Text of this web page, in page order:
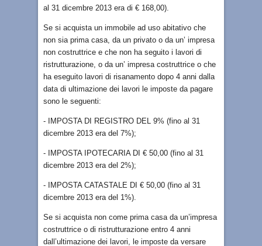
al 31 dicembre 2013 era di € 168,00).
Se si acquista un immobile ad uso abitativo che
non sia prima casa, da un privato o da un’ impresa
non costruttrice e che non ha seguito i lavori di
ristrutturazione, o da un’ impresa costruttrice o che
ha eseguito lavori di risanamento dopo 4 anni dalla
data di ultimazione dei lavori le imposte da pagare
sono le seguenti:
- IMPOSTA DI REGISTRO DEL 9% (fino al 31
dicembre 2013 era del 7%);
- IMPOSTA IPOTECARIA DI € 50,00 (fino al 31
dicembre 2013 era del 2%);
- IMPOSTA CATASTALE DI € 50,00 (fino al 31
dicembre 2013 era del 1%).
Se si acquista non come prima casa da un’impresa
costruttrice o di ristrutturazione entro 4 anni
dall’ultimazione dei lavori, le imposte da versare